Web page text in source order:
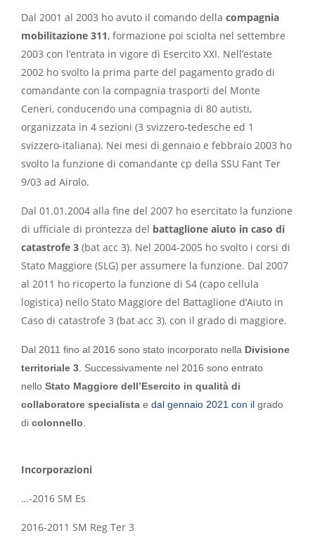
Dal 2001 al 2003 ho avuto il comando della compagnia
mobilitazione 311, formazione poi sciolta nel settembre
2003 con l’entrata in vigore di Esercito XXI. Nell’estate
2002 ho svolto la prima parte del pagamento grado di
comandante con la compagnia trasporti del Monte
Ceneri, conducendo una compagnia di 80 autisti,
organizzata in 4 sezioni (3 svizzero-tedesche ed 1
svizzero-italiana). Nei mesi di gennaio e febbraio 2003 ho
svolto la funzione di comandante cp della SSU Fant Ter
9/03 ad Airolo.
Dal 01.01.2004 alla fine del 2007 ho esercitato la funzione
di ufficiale di prontezza del battaglione aiuto in caso di
catastrofe 3 (bat acc 3). Nel 2004-2005 ho svolto i corsi di
Stato Maggiore (SLG) per assumere la funzione. Dal 2007
al 2011 ho ricoperto la funzione di S4 (capo cellula
logistica) nello Stato Maggiore del Battaglione d’Aiuto in
Caso di catastrofe 3 (bat acc 3), con il grado di maggiore.
Dal 2011 fino al 2016 sono stato incorporato nella Divisione
territoriale 3 . Successivamente nel 2016 sono entrato
nello Stato Maggiore dell’Esercito in qualità di
collaboratore specialista e dal gennaio 2021 con il grado
di colonnello
Incorporazioni
…-2016 SM Es
2016-2011 SM Reg Ter 3